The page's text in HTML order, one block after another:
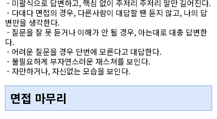
- 미괄식으로 답변하고, 핵심 없이 주저리 주저리 말만 길어진다.
- 다대다 면접의 경우, 다른사람이 대답할 땐 듣지 않고, 나의 답
변만을 생각한다.
- 질문을 잘 못 듣거나 이해가 안 될 경우, 아는대로 대충 답변한
다.
- 어려운 질문을 경우 단번에 모른다고 대답한다.
- 불필요하게 부자연스러운 재스쳐를 보인다.
- 자만하거나, 자신없는 모습을 보인다.
면접 마무리